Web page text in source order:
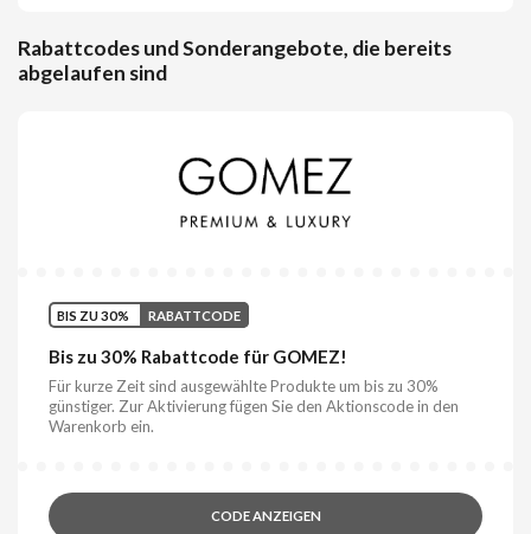
Rabattcodes und Sonderangebote, die bereits
abgelaufen sind
BIS ZU 30% RABATTCODE
Bis zu 30% Rabattcode für GOMEZ!
Für kurze Zeit sind ausgewählte Produkte um bis zu 30%
günstiger. Zur Aktivierung fügen Sie den Aktionscode in den
Warenkorb ein.
CODE ANZEIGEN